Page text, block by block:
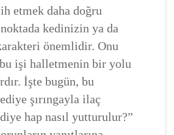
etmek daha doğru
kedinizin ya da
önemlidir. Onu
bu işi halletmenin bir yolu
İşte bugün, bu
şırıngayla ilaç
hap nasıl yutturulur?”